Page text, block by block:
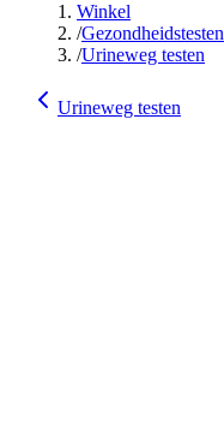
Winkel
/Gezondheidstesten
/Urineweg testen
Urineweg testen